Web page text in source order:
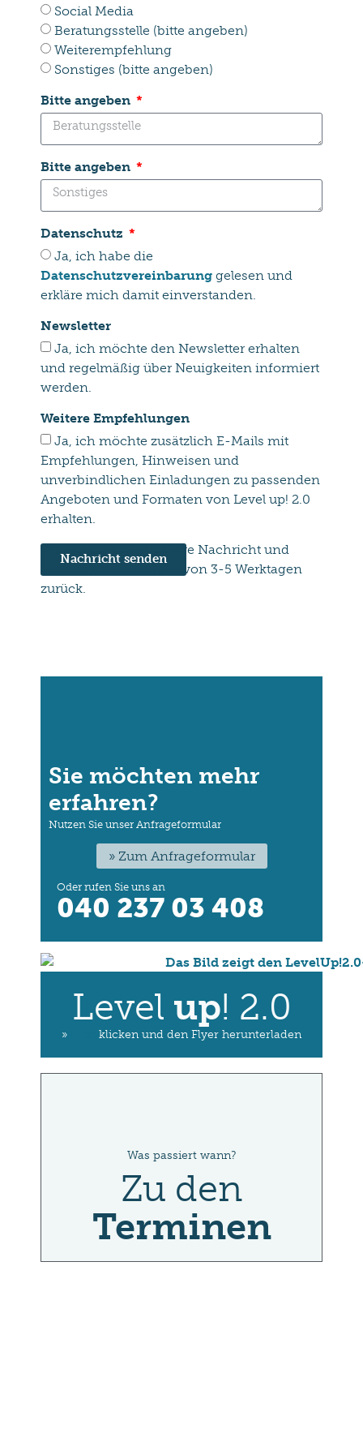
Social Media
Beratungsstelle (bitte angeben)
Weiterempfehlung
Sonstiges (bitte angeben)
Bitte angeben
Bitte angeben
Datenschutz
Ja, ich habe die
Datenschutzvereinbarung gelesen und
erkläre mich damit einverstanden.
Newsletter
Ja, ich möchte den Newsletter erhalten
und regelmäßig über Neuigkeiten informiert
werden.
Weitere Empfehlungen
Ja, ich möchte zusätzlich E-Mails mit
Empfehlungen, Hinweisen und
unverbindlichen Einladungen zu passenden
Angeboten und Formaten von Level up! 2.0
erhalten.
Nachricht senden
Wir freuen uns über Ihre Nachricht und
melden uns innerhalb von 3-5 Werktagen
zurück.
Sie möchten mehr
erfahren?
Nutzen Sie unser Anfrageformular
» Zum Anfrageformular
Oder rufen Sie uns an
040 237 03 408
Level up! 2.0
» klicken und den Flyer herunterladen
Was passiert wann?
Zu den
Terminen